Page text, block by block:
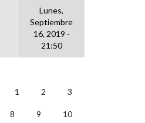
Lunes,
Septiembre
16, 2019 -
21:50
1 2 3
8 9 10